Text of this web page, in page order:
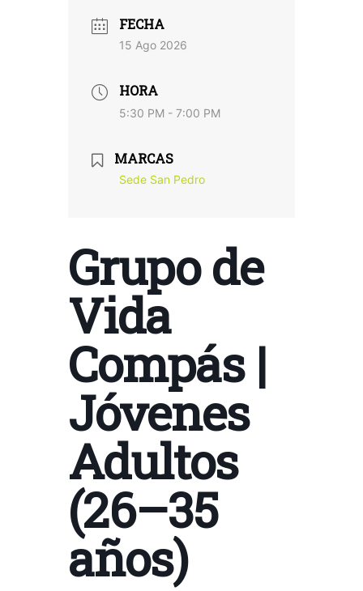
FECHA
15 Ago 2026
HORA
5:30 PM - 7:00 PM
MARCAS
Sede San Pedro
Grupo de
Vida
Compás |
Jóvenes
Adultos
(26–35
años)